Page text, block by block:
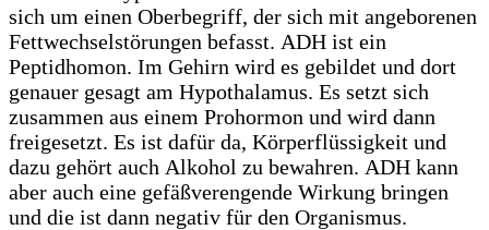
sich um einen Oberbegriff, der sich mit angeborenen
Fettwechselstörungen befasst. ADH ist ein
Peptidhomon. Im Gehirn wird es gebildet und dort
genauer gesagt am Hypothalamus. Es setzt sich
zusammen aus einem Prohormon und wird dann
freigesetzt. Es ist dafür da, Körperflüssigkeit und
dazu gehört auch Alkohol zu bewahren. ADH kann
aber auch eine gefäßverengende Wirkung bringen
und die ist dann negativ für den Organismus.